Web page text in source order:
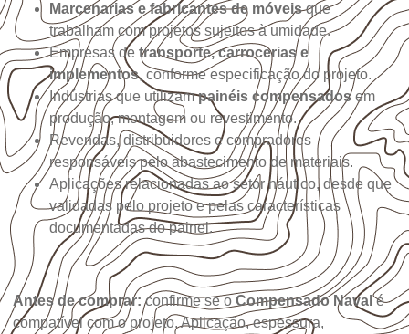
Marcenarias e fabricantes de móveisque
trabalham com projetos sujeitos à umidade.
Empresas de transporte, carrocerias e
implementos, conforme especificação do projeto.
Indústrias que utilizampainéis compensadosem
produção, montagem ou revestimento.
Revendas, distribuidores e compradores
responsáveis pelo abastecimento de materiais.
Aplicações relacionadas ao setor náutico, desde que
validadas pelo projeto e pelas características
documentadas do painel.
Antes de comprar: confirme se o Compensado Naval é
compatível com o projeto. Aplicação, espessura,